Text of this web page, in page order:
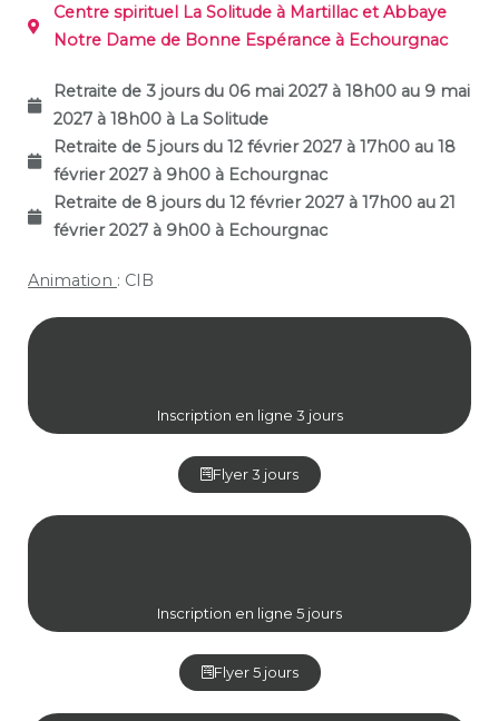
Centre spirituel La Solitude à Martillac et Abbaye
Notre Dame de Bonne Espérance à Echourgnac
Retraite de 3 jours du 06 mai 2027 à 18h00 au 9 mai
2027 à 18h00 à La Solitude
Retraite de 5 jours du 12 février 2027 à 17h00 au 18
février 2027 à 9h00 à Echourgnac
Retraite de 8 jours du 12 février 2027 à 17h00 au 21
février 2027 à 9h00 à Echourgnac
Animation : CIB
Inscription en ligne 3 jours
Flyer 3 jours
Inscription en ligne 5 jours
Flyer 5 jours